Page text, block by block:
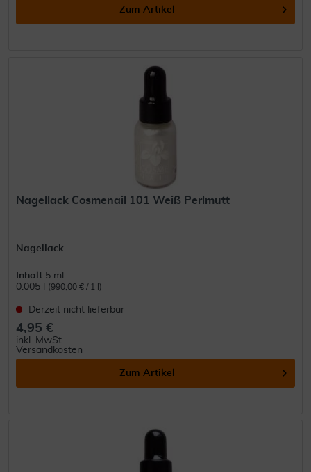
Zum Artikel
Nagellack Cosmenail 101 Weiß Perlmutt
Nagellack
Inhalt 5 ml -
0.005 l
(990,00 € / 1 l)
Derzeit nicht lieferbar
4,95 €
inkl. MwSt.
Versandkosten
Zum Artikel